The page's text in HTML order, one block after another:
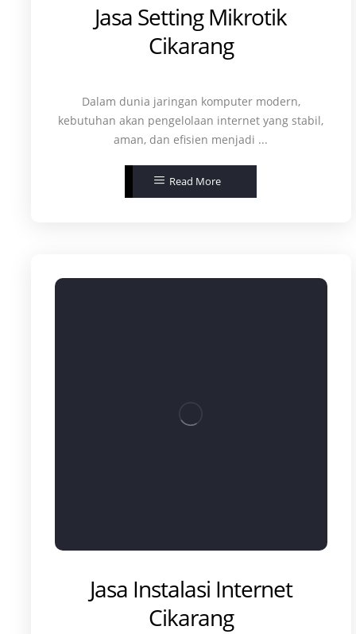
Jasa Setting Mikrotik
Cikarang
Dalam dunia jaringan komputer modern,
kebutuhan akan pengelolaan internet yang stabil,
aman, dan efisien menjadi ...
Read More
Jasa Instalasi Internet
Cikarang